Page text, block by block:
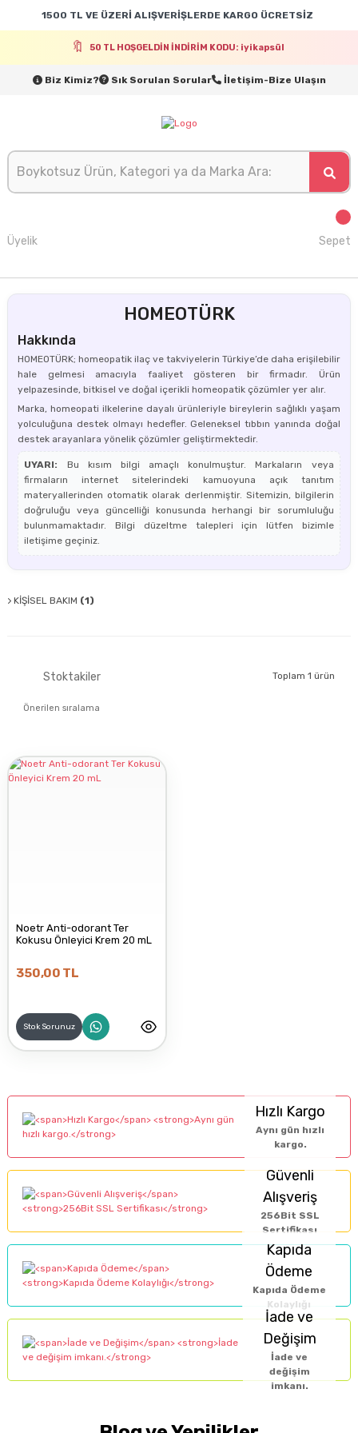
1500 TL VE ÜZERİ ALIŞVERİŞLERDE KARGO ÜCRETSİZ
50 TL HOŞGELDİN İNDİRİM KODU: iyikapsül
Biz Kimiz? Sık Sorulan Sorular İletişim-Bize Ulaşın
Üyelik Sepet
HOMEOTÜRK
Hakkında
HOMEOTÜRK; homeopatik ilaç ve takviyelerin Türkiye’de daha erişilebilir
hale gelmesi amacıyla faaliyet gösteren bir firmadır. Ürün
yelpazesinde, bitkisel ve doğal içerikli homeopatik çözümler yer alır.
Marka, homeopati ilkelerine dayalı ürünleriyle bireylerin sağlıklı yaşam
yolculuğuna destek olmayı hedefler. Geleneksel tıbbın yanında doğal
destek arayanlara yönelik çözümler geliştirmektedir.
UYARI:
Bu kısım bilgi amaçlı konulmuştur. Markaların veya
firmaların internet sitelerindeki kamuoyuna açık tanıtım
materyallerinden otomatik olarak derlenmiştir. Sitemizin, bilgilerin
doğruluğu veya güncelliği konusunda herhangi bir sorumluluğu
bulunmamaktadır. Bilgi düzeltme talepleri için lütfen bizimle
iletişime geçiniz.
KİŞİSEL BAKIM (1)
Stoktakiler Toplam 1 ürün
Noetr Anti-odorant Ter
Kokusu Önleyici Krem 20 mL
350,00 TL
Stok Sorunuz
Hızlı Kargo
Aynı gün hızlı
kargo.
Güvenli
Alışveriş
256Bit SSL
Sertifikası
Kapıda
Ödeme
Kapıda Ödeme
Kolaylığı
İade ve
Değişim
İade ve
değişim
imkanı.